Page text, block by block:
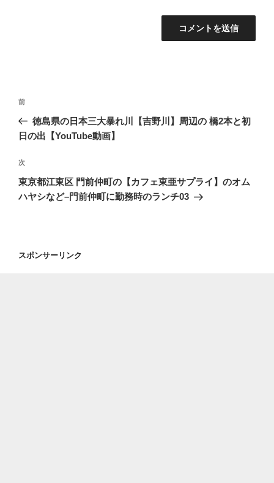
投
ナ
ゲ
ー
シ
前
の
投
前
徳島県の日本三大暴れ川【吉野川】周辺の 橋2本と初
日の出【YouTube動画】
次
の
投
次
東京都江東区 門前仲町の【カフェ東亜サプライ】のオム
ハヤシなど–門前仲町に勤務時のランチ03
スポンサーリンク